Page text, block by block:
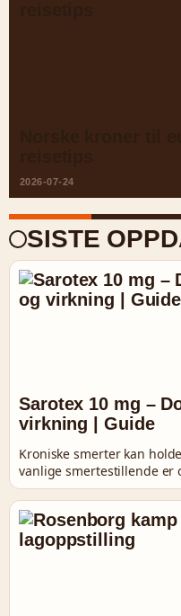
2026-07-24
SISTE
Sarotex 10 mg –
virkning | Guide
Kroniske smerter kan
vanlige smertestillende er